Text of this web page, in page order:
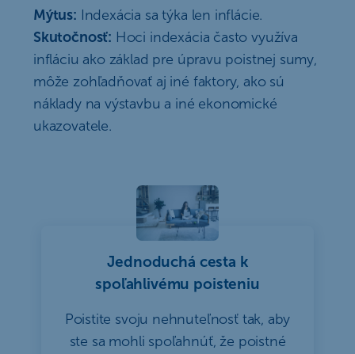
Mýtus: Indexácia sa týka len inflácie.
Skutočnosť: Hoci indexácia často využíva
infláciu ako základ pre úpravu poistnej sumy,
môže zohľadňovať aj iné faktory, ako sú
náklady na výstavbu a iné ekonomické
ukazovatele.
Jednoduchá cesta k
spoľahlivému poisteniu
Poistite svoju nehnuteľnosť tak, aby
ste sa mohli spoľahnúť, že poistné